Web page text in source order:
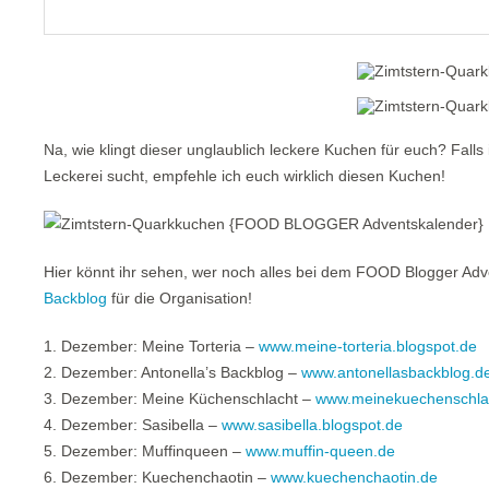
Na, wie klingt dieser unglaublich leckere Kuchen für euch?
Leckerei sucht, empfehle ich euch wirklich diesen Kuchen!
Hier könnt ihr sehen, wer noch alles bei dem FOOD Blogger
Backblog für die Organisation!
1. Dezember: Meine Torteria – www.meine-torteria.blogspot.de
2. Dezember: Antonella’s Backblog –
3. Dezember: Meine Küchenschlacht –
4. Dezember: Sasibella – www.sasibella.blogspot.de
5. Dezember: Muffinqueen – www.muffin-queen.de
6. Dezember: Kuechenchaotin – www.kuechenchaotin.de